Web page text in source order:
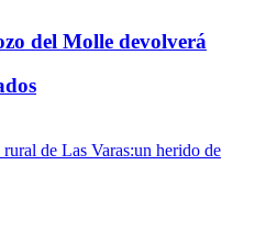
del Molle devolverá